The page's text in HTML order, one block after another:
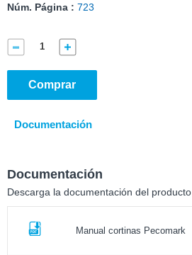
Núm. Página : 723
Comprar
Documentación
Documentación
Descarga la documentación del producto
Manual cortinas Pecomark